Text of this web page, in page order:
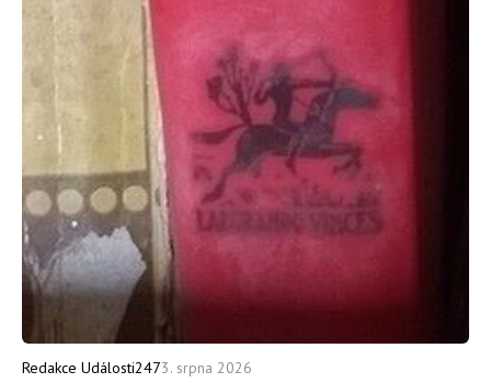
Redakce Události2473. srpna 2026